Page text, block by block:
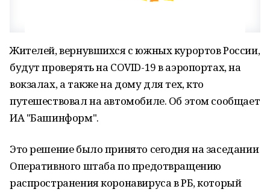
Жителей, вернувшихся с южных курортов России,
будут проверять на COVID-19 в аэропортах, на
вокзалах, а также на дому для тех, кто
путешествовал на автомобиле. Об этом сообщает
ИА "Башинформ".
Это решение было принято сегодня на заседании
Оперативного штаба по предотвращению
распространения коронавируса в РБ, который